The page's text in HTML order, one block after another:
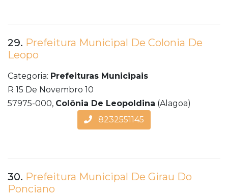
29. Prefeitura Municipal De Colonia De
Leopo
Categoria: Prefeituras Municipais
R 15 De Novembro 10
57975-000, Colônia De Leopoldina (Alagoa)
8232551145
30. Prefeitura Municipal De Girau Do
Ponciano